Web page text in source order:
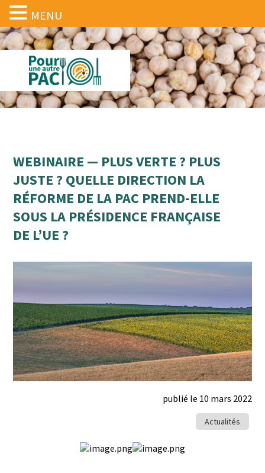
WEBINAIRE — PLUS VERTE ? PLUS
JUSTE ? QUELLE DIRECTION LA
RÉFORME DE LA PAC PREND-ELLE
SOUS LA PRÉSIDENCE FRANÇAISE
DE L’UE ?
publié le 10 mars 2022
Actualités
MENU